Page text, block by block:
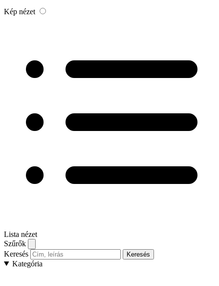
Kép nézet
Lista nézet
Szűrők
Keresés
Keresés
Kategória